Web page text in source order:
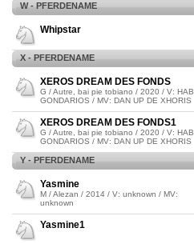
W - PFERDENAME
Whipstar
X - PFERDENAME
XEROS DREAM DES FONDS
G / Autre, bai pie tobiano / 2020 / V: HAB
GONDARIOS / MV: DAN UP DE XHORIS
XEROS DREAM DES FONDS1
G / Autre, bai pie tobiano / 2020 / V: HAB
GONDARIOS / MV: DAN UP DE XHORIS
Y - PFERDENAME
Yasmine
M / Alezan / 2014 / V: unknown / MV:
unknown
Yasmine1